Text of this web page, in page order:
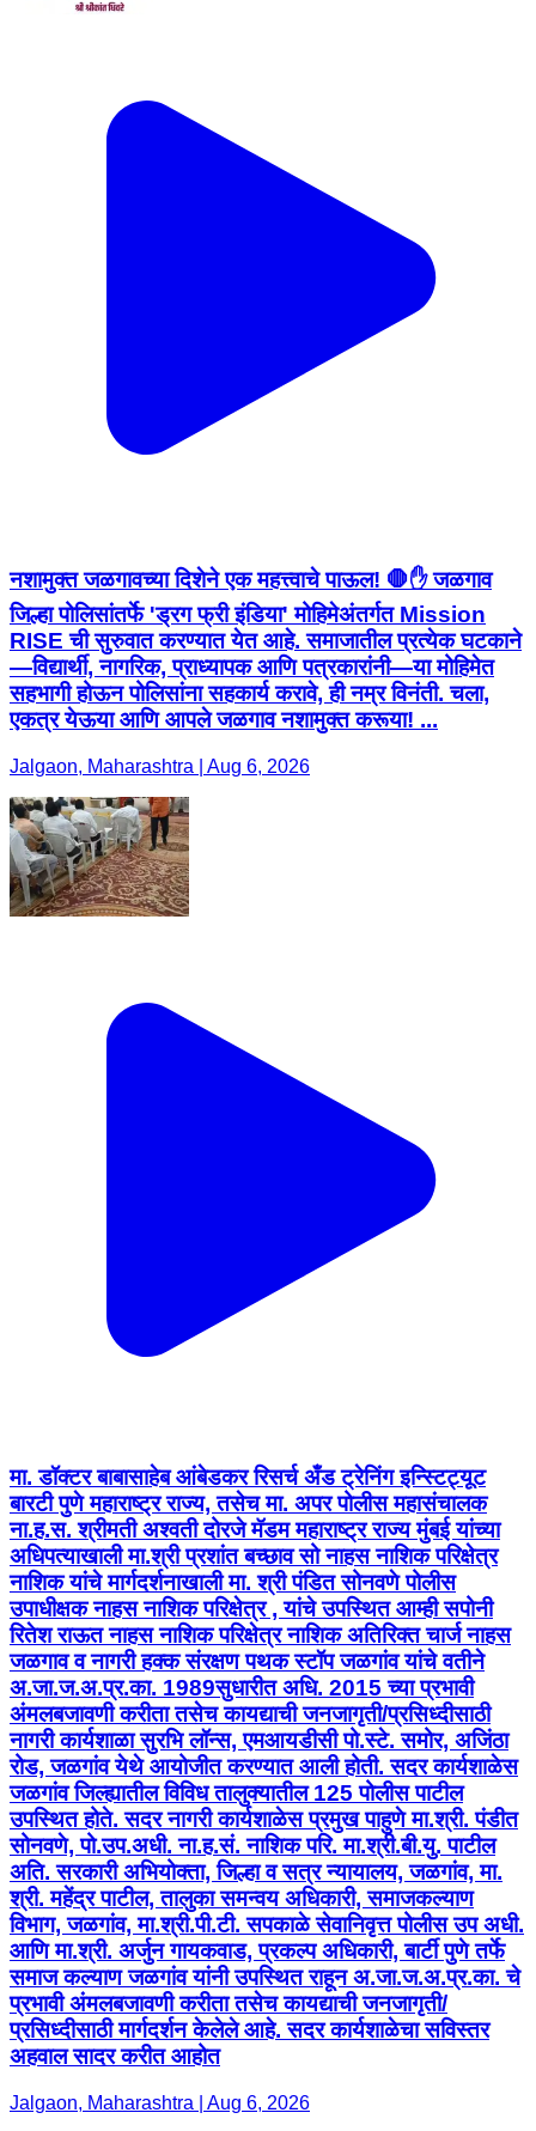
नशामुक्त जळगावच्या दिशेने एक महत्त्वाचे पाऊल! 🛑✋ जळगाव
जिल्हा पोलिसांतर्फे 'ड्रग फ्री इंडिया' मोहिमेअंतर्गत Mission
RISE ची सुरुवात करण्यात येत आहे. समाजातील प्रत्येक घटकाने
—विद्यार्थी, नागरिक, प्राध्यापक आणि पत्रकारांनी—या मोहिमेत
सहभागी होऊन पोलिसांना सहकार्य करावे, ही नम्र विनंती. चला,
एकत्र येऊया आणि आपले जळगाव नशामुक्त करूया! ...
Jalgaon, Maharashtra | Aug 6, 2026
मा. डॉक्टर बाबासाहेब आंबेडकर रिसर्च अँड ट्रेनिंग इन्स्टिट्यूट
बारटी पुणे महाराष्ट्र राज्य, तसेच मा. अपर पोलीस महासंचालक
ना.ह.स. श्रीमती अश्वती दोरजे मॅडम महाराष्ट्र राज्य मुंबई यांच्या
अधिपत्याखाली मा.श्री प्रशांत बच्छाव सो नाहस नाशिक परिक्षेत्र
नाशिक यांचे मार्गदर्शनाखाली मा. श्री पंडित सोनवणे पोलीस
उपाधीक्षक नाहस नाशिक परिक्षेत्र , यांचे उपस्थित आम्ही सपोनी
रितेश राऊत नाहस नाशिक परिक्षेत्र नाशिक अतिरिक्त चार्ज नाहस
जळगाव व नागरी हक्क संरक्षण पथक स्टॉप जळगांव यांचे वतीने
अ.जा.ज.अ.प्र.का. 1989सुधारीत अधि. 2015 च्या प्रभावी
अंमलबजावणी करीता तसेच कायद्याची जनजागृती/प्रसिध्दीसाठी
नागरी कार्यशाळा सुरभि लॉन्स, एमआयडीसी पो.स्टे. समोर, अजिंठा
रोड, जळगांव येथे आयोजीत करण्यात आली होती. सदर कार्यशाळेस
जळगांव जिल्ह्यातील विविध तालुक्यातील 125 पोलीस पाटील
उपस्थित होते. सदर नागरी कार्यशाळेस प्रमुख पाहुणे मा.श्री. पंडीत
सोनवणे, पो.उप.अधी. ना.ह.सं. नाशिक परि. मा.श्री.बी.यु. पाटील
अति. सरकारी अभियोक्ता, जिल्हा व सत्र न्यायालय, जळगांव, मा.
श्री. महेंद्र पाटील, तालुका समन्वय अधिकारी, समाजकल्याण
विभाग, जळगांव, मा.श्री.पी.टी. सपकाळे सेवानिवृत्त पोलीस उप अधी.
आणि मा.श्री. अर्जुन गायकवाड, प्रकल्प अधिकारी, बार्टी पुणे तर्फे
समाज कल्याण जळगांव यांनी उपस्थित राहून अ.जा.ज.अ.प्र.का. चे
प्रभावी अंमलबजावणी करीता तसेच कायद्याची जनजागृती/
प्रसिध्दीसाठी मार्गदर्शन केलेले आहे. सदर कार्यशाळेचा सविस्तर
अहवाल सादर करीत आहोत
Jalgaon, Maharashtra | Aug 6, 2026